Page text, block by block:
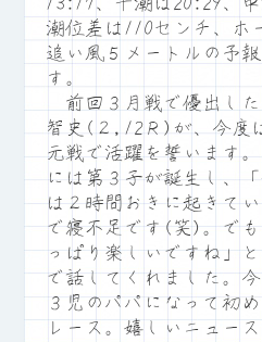
潮位差は110センチ、ホ
追い風５メートルの予報
す。
前回３月戦で優出し
智史(２,12Ｒ)が、今度
元戦で活躍を誓います
には第３子が誕生し、
は２時間おきに起きて
で寝不足です(笑)。でも
っぱり楽しいですね」
で話してくれました。
３児のパパになって初
レース。嬉しいニュース